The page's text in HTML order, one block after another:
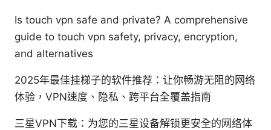
Is touch vpn safe and private? A comprehensive
guide to touch vpn safety, privacy, encryption,
and alternatives
2025年最佳挂梯子的软件推荐：让你畅游无阻的网络
体验，VPN速度、隐私、跨平台全覆盖指南
三星VPN下载：为您的三星设备解锁更安全的网络体